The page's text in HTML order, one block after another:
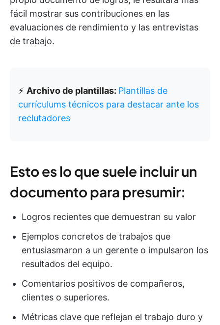
fácil mostrar sus contribuciones en las
evaluaciones de rendimiento y las entrevistas
de trabajo.
⚡ Archivo de plantillas: Plantillas de
currículums técnicos para destacar ante los
reclutadores
Esto es lo que suele incluir un
documento para presumir:
Logros recientes que demuestran su valor
Ejemplos concretos de trabajos que
entusiasmaron a un gerente o impulsaron los
resultados del equipo.
Comentarios positivos de compañeros,
clientes o superiores.
Métricas clave que reflejan el trabajo duro y